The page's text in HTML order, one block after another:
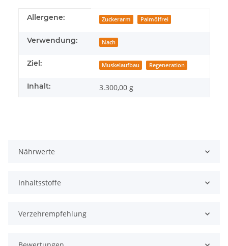
Produkteigenschaft
Wert
Allergene: Zuckerarm Palmölfrei
Verwendung: Nach
Ziel: Muskelaufbau Regeneration
Inhalt: 3.300,00 g
Nährwerte
Inhaltsstoffe
Verzehrempfehlung